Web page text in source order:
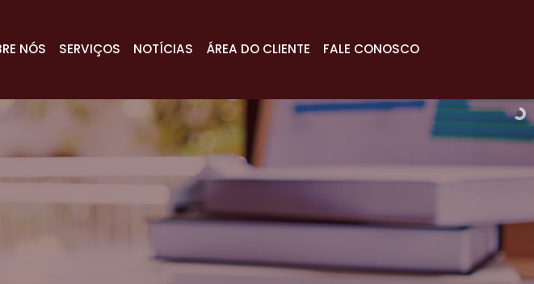
NÓS SERVIÇOS NOTÍCIAS ÁREA DO CLIENTE FALE CONOSCO